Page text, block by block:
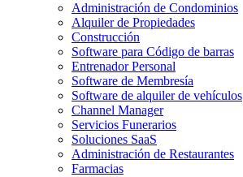
Administración de Condominios
Alquiler de Propiedades
Construcción
Software para Código de barras
Entrenador Personal
Software de Membresía
Software de alquiler de vehículos
Channel Manager
Servicios Funerarios
Soluciones SaaS
Administración de Restaurantes
Farmacias